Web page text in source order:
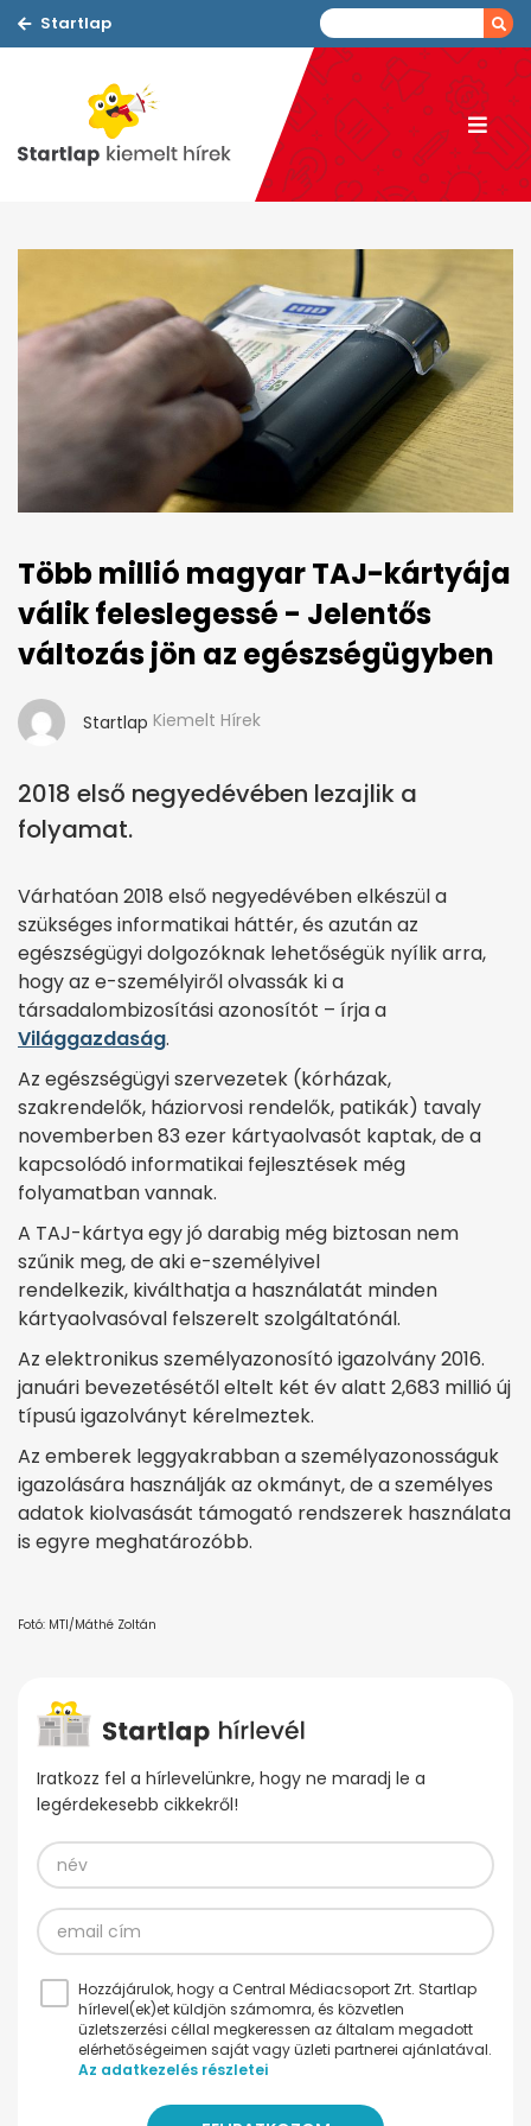
Startlap
Több millió magyar TAJ-kártyája
válik feleslegessé - Jelentős
változás jön az egészségügyben
Startlap Kiemelt Hírek
2018 első negyedévében lezajlik a
folyamat.
Várhatóan 2018 első negyedévében elkészül a
szükséges informatikai háttér, és azután az
egészségügyi dolgozóknak lehetőségük nyílik arra,
hogy az e-személyiről olvassák ki a
társadalombizosítási azonosítót – írja a
Világgazdaság.
Az egészségügyi szervezetek (kórházak,
szakrendelők, háziorvosi rendelők, patikák) tavaly
novemberben 83 ezer kártyaolvasót kaptak, de a
kapcsolódó informatikai fejlesztések még
folyamatban vannak.
A TAJ-kártya egy jó darabig még biztosan nem
szűnik meg, de aki e-személyivel
rendelkezik, kiválthatja a használatát minden
kártyaolvasóval felszerelt szolgáltatónál.
Az elektronikus személyazonosító igazolvány 2016.
januári bevezetésétől eltelt két év alatt 2,683 millió új
típusú igazolványt kérelmeztek.
Az emberek leggyakrabban a személyazonosságuk
igazolására használják az okmányt, de a személyes
adatok kiolvasását támogató rendszerek használata
is egyre meghatározóbb.
Fotó: MTI/Máthé Zoltán
Iratkozz fel a hírlevelünkre, hogy ne maradj le a
legérdekesebb cikkekről!
Hozzájárulok, hogy a Central Médiacsoport Zrt. Startlap
hírlevel(ek)et küldjön számomra, és közvetlen
üzletszerzési céllal megkeressen az általam megadott
elérhetőségeimen saját vagy üzleti partnerei ajánlatával.
Az adatkezelés részletei